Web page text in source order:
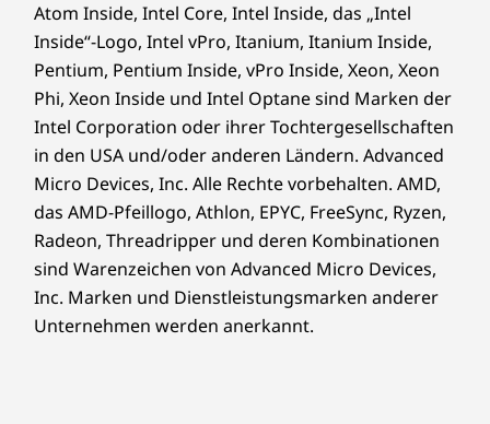
Atom Inside, Intel Core, Intel Inside, das „Intel
Inside“-Logo, Intel vPro, Itanium, Itanium Inside,
Pentium, Pentium Inside, vPro Inside, Xeon, Xeon
Phi, Xeon Inside und Intel Optane sind Marken der
Intel Corporation oder ihrer Tochtergesellschaften
in den USA und/oder anderen Ländern. Advanced
Micro Devices, Inc. Alle Rechte vorbehalten. AMD,
das AMD-Pfeillogo, Athlon, EPYC, FreeSync, Ryzen,
Radeon, Threadripper und deren Kombinationen
sind Warenzeichen von Advanced Micro Devices,
Inc. Marken und Dienstleistungsmarken anderer
Unternehmen werden anerkannt.